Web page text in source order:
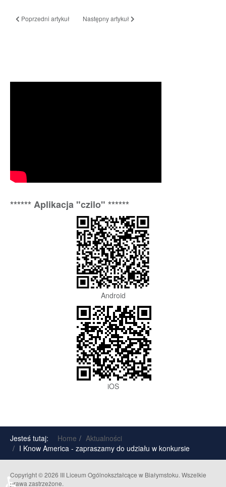
Poprzedni artykuł: Chore dzieci potrzebują pomocy
Poprzedni artykuł Następny artykuł: ,,Fabryka Leków"
Następny artykuł
****** Aplikacja "czilo" ******
Android
iOS
Jesteś tutaj: Home
Aktualności
I Know America - zapraszamy do udziału w konkursie
Copyright © 2026 III Liceum Ogólnokształcące w Białymstoku. Wszelkie
prawa zastrzeżone.